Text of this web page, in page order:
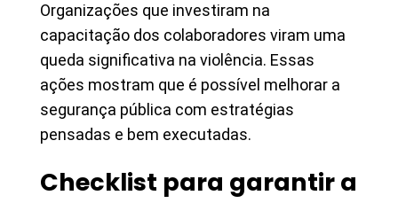
Organizações que investiram na
capacitação dos colaboradores viram uma
queda significativa na violência. Essas
ações mostram que é possível melhorar a
segurança pública com estratégias
pensadas e bem executadas.
Checklist para garantir a